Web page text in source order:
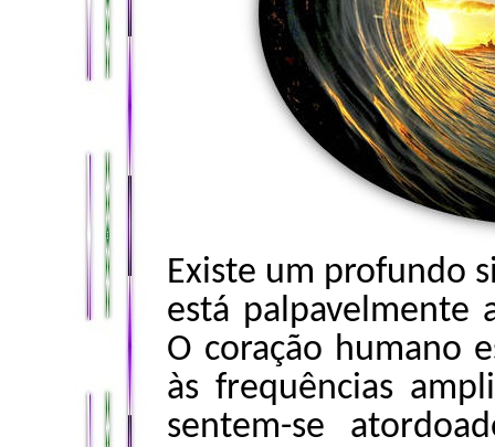
Existe um profundo
está palpavelmente
O coração humano
às frequências
sentem-se